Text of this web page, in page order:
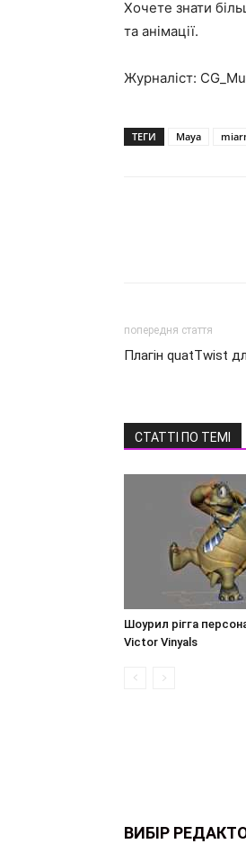
Хочете знати
та анімації.
Журналіст:
ТЕГИ Maya
попередня стаття
Плагін quatTwist
СТАТТІ ПО ТЕМІ
Шоурил рігга
Victor Vinyals
ВИБІР